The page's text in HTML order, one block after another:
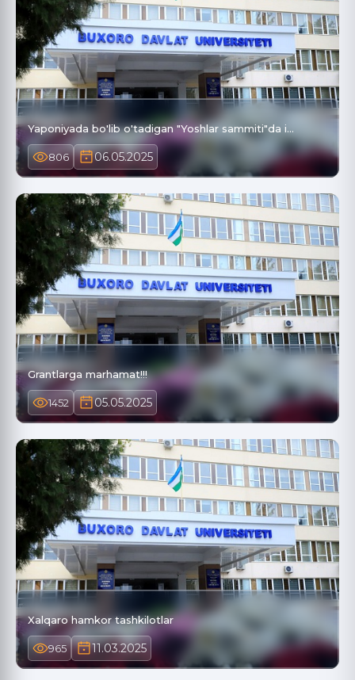
Yaponiyada bo'lib o'tadigan "Yoshlar sammiti"da i…
806 06.05.2025
Grantlarga marhamat!!!
1452 05.05.2025
Xalqaro hamkor tashkilotlar
965 11.03.2025